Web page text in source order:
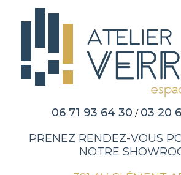
06 71 93 64 30 / 03 20
PRENEZ RENDEZ-VOUS
NOTRE